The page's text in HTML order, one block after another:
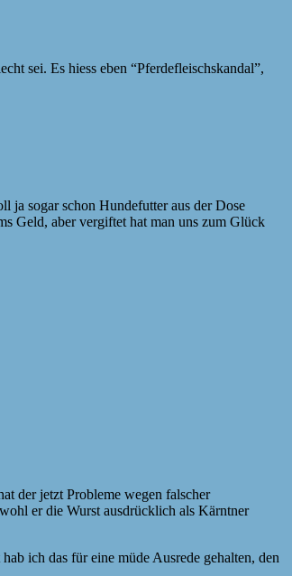
sei. Es hiess eben “Pferdefleischskandal”,
ja sogar schon Hundefutter aus der Dose
Geld, aber vergiftet hat man uns zum Glück
der jetzt Probleme wegen falscher
er die Wurst ausdrücklich als Kärntner
ich das für eine müde Ausrede gehalten, den